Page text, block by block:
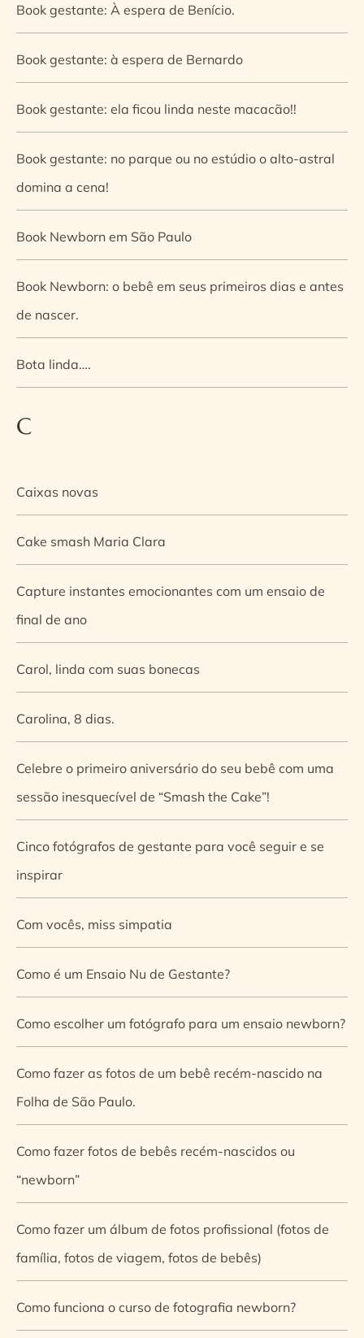
Book gestante: À espera de Benício.
Book gestante: à espera de Bernardo
Book gestante: ela ficou linda neste macacão!!
Book gestante: no parque ou no estúdio o alto-astral
domina a cena!
Book Newborn em São Paulo
Book Newborn: o bebê em seus primeiros dias e antes
de nascer.
Bota linda….
C
Caixas novas
Cake smash Maria Clara
Capture instantes emocionantes com um ensaio de
final de ano
Carol, linda com suas bonecas
Carolina, 8 dias.
Celebre o primeiro aniversário do seu bebê com uma
sessão inesquecível de “Smash the Cake”!
Cinco fotógrafos de gestante para você seguir e se
inspirar
Com vocês, miss simpatia
Como é um Ensaio Nu de Gestante?
Como escolher um fotógrafo para um ensaio newborn?
Como fazer as fotos de um bebê recém-nascido na
Folha de São Paulo.
Como fazer fotos de bebês recém-nascidos ou
“newborn”
Como fazer um álbum de fotos profissional (fotos de
família, fotos de viagem, fotos de bebês)
Como funciona o curso de fotografia newborn?